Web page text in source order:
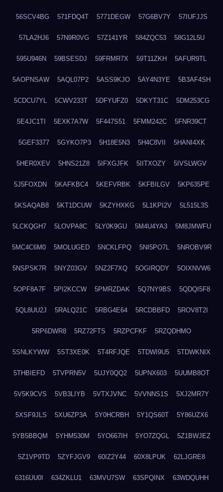
56SCV4BG 571FDQ4T 5771DEGW 57G6BV7Y 57IUFJJS
57LA2HJ6 57N9R0VG 57Z141YR 584ZQC53 58G12L5U
595U946N 59BSESDJ 59FRMR7X 59T11ZKH 5AFUR9TL
5AOPNSAW 5AQL07P2 5ASS9KJO 5AY4N3YE 5B3AF4SH
5CDCU7YL 5CWV233T 5DFYUFZ0 5DKYT31C 5DM253CG
5E4JC1TI 5EXK7A7W 5F447S51 5FMM242C 5FNR39CT
5GEF3377 5GYKO7P3 5H18E5N3 5H4C8VII 5HANI4XK
5HER0XEV 5HNS21Z8 5IFXGJFK 5IITXOZY 5IVSLWGV
5J5FOXDN 5KAFKBC4 5KEFVRBK 5KFBILGV 5KP635PE
5KSAQAB8 5KT1DCUW 5KZYHXKG 5L1KPI2V 5L515L3S
5LCKQGH7 5LOVPA8C 5LY0K9GU 5M4U4YA3 5M8JMWFU
5MC4C6M0 5MOLUGED 5NCKLFPQ 5NI5PO7L 5NROBV9R
5NSPSK7R 5NYZ03GV 5NZ2F7XQ 5OGIRQDY 5OIXNVW6
5OPF8A7F 5PI2KCCW 5PMRZDAK 5Q7NY9BS 5QDQI5F8
5QL8UU2J 5RALQ21C 5RBG4E64 5RCDBBFD 5ROV8T2I
5RP6DWR8 5RZ72FTS 5RZPCFKF 5RZQDHMO
5SNLKYWW 5ST3XE0K 5T4RFJQE 5TDWI9U5 5TDWKNIX
5THBIEFD 5TVPRN5V 5UJY0QQ2 5UPNX603 5UUMB8OT
5V5K9CVS 5VB3LIYB 5VTXJVNC 5VVNNS1S 5XJ2MR7Y
5XSF9JLS 5XU6ZP3A 5Y0HCRBH 5Y1QS60T 5Y86UZX6
5YB5BBQM 5YHM530M 5YO667IH 5YO7ZQGL 5Z1BWJEZ
5Z1VP9TD 5ZYFJGV9 60IZ2Y44 60X8LPUK 62LJGRE8
6316UU0I 634ZKLU1 63MVU7SW 63SPQINX 63WDQUHH